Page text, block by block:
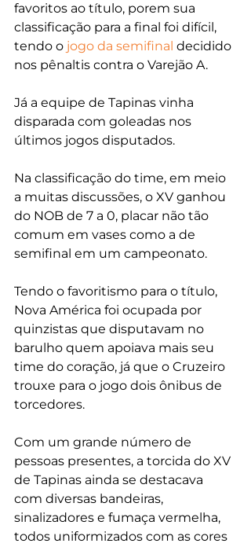
favoritos ao título, porem sua
classificação para a final foi difícil,
tendo o jogo da semifinal decidido
nos pênaltis contra o Varejão A.
Já a equipe de Tapinas vinha
disparada com goleadas nos
últimos jogos disputados.
Na classificação do time, em meio
a muitas discussões, o XV ganhou
do NOB de 7 a 0, placar não tão
comum em vases como a de
semifinal em um campeonato.
Tendo o favoritismo para o título,
Nova América foi ocupada por
quinzistas que disputavam no
barulho quem apoiava mais seu
time do coração, já que o Cruzeiro
trouxe para o jogo dois ônibus de
torcedores.
Com um grande número de
pessoas presentes, a torcida do XV
de Tapinas ainda se destacava
com diversas bandeiras,
sinalizadores e fumaça vermelha,
todos uniformizados com as cores